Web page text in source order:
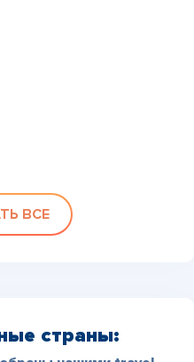
ВСЕ
страны: